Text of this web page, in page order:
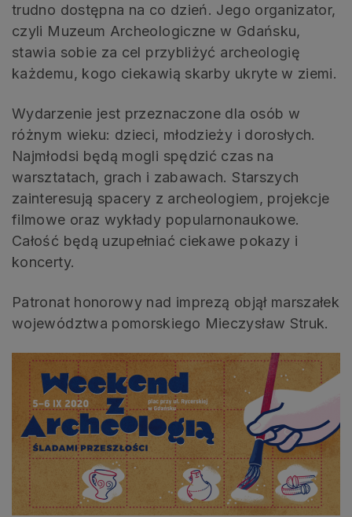
trudno dostępna na co dzień. Jego organizator,
czyli Muzeum Archeologiczne w Gdańsku,
stawia sobie za cel przybliżyć archeologię
każdemu, kogo ciekawią skarby ukryte w ziemi.
Wydarzenie jest przeznaczone dla osób w
różnym wieku: dzieci, młodzieży i dorosłych.
Najmłodsi będą mogli spędzić czas na
warsztatach, grach i zabawach. Starszych
zainteresują spacery z archeologiem, projekcje
filmowe oraz wykłady popularnonaukowe.
Całość będą uzupełniać ciekawe pokazy i
koncerty.
Patronat honorowy nad imprezą objął marszałek
województwa pomorskiego Mieczysław Struk.